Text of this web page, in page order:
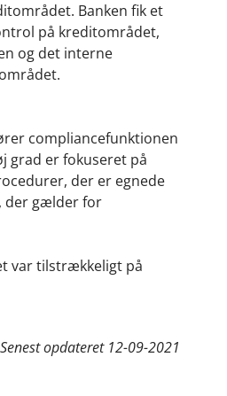
Banken fik et
på kreditområdet,
og det interne
compliancefunktionen
grad er fokuseret på
der er egnede
der gælder for
var tilstrækkeligt på
Senest opdateret 12-09-2021